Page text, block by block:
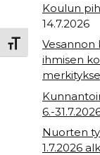
Toggle Font size
Koulun
14.7.2026
Vesannon
ihmisen
6.-
Nuorten
1.7.2026